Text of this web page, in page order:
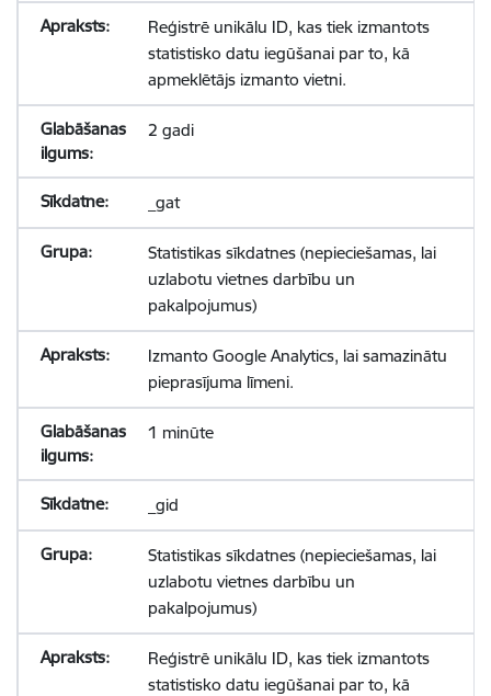
Reģistrē unikālu ID, kas tiek izmantots
statistisko datu iegūšanai par to, kā
apmeklētājs izmanto vietni.
2 gadi
_gat
Statistikas sīkdatnes (nepieciešamas, lai
uzlabotu vietnes darbību un
pakalpojumus)
Izmanto Google Analytics, lai samazinātu
pieprasījuma līmeni.
1 minūte
_gid
Statistikas sīkdatnes (nepieciešamas, lai
uzlabotu vietnes darbību un
pakalpojumus)
Reģistrē unikālu ID, kas tiek izmantots
statistisko datu iegūšanai par to, kā